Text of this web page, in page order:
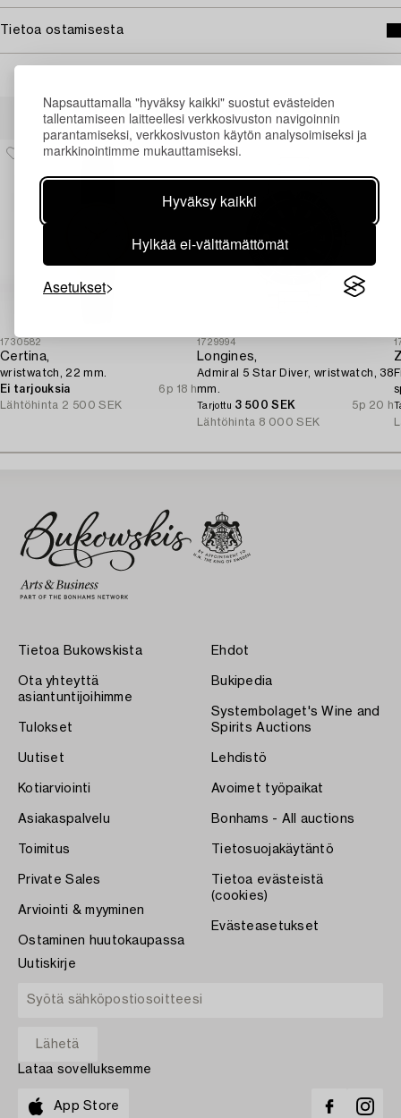
Napsauttamalla "hyväksy kaikki" suostut evästeiden
tallentamiseen laitteellesi verkkosivuston navigoinnin
parantamiseksi, verkkosivuston käytön analysoimiseksi ja
markkinointimme mukauttamiseksi.
Hyväksy kaikki
Hylkää ei-välttämättömät
Asetukset
Tietoa ostamisesta
Muiden katsomia kohteita
1730582
Certina,
wristwatch, 22 mm.
Ei tarjouksia
6p 18 h
Lähtöhinta 2 500 SEK
1729994
Longines,
Admiral 5 Star Diver, wristwatch, 38
mm.
Tarjottu 3 500 SEK
5p 20 h
Lähtöhinta 8 000 SEK
Tietoa Bukowskista
Ota yhteyttä
asiantuntijoihimme
Tulokset
Uutiset
Kotiarviointi
Asiakaspalvelu
Toimitus
Private Sales
Arviointi & myyminen
Ostaminen huutokaupassa
Ehdot
Bukipedia
Systembolaget's Wine and
Spirits Auctions
Lehdistö
Avoimet työpaikat
Bonhams - All auctions
Tietosuojakäytäntö
Tietoa evästeistä
(cookies)
Evästeasetukset
Uutiskirje
Lataa sovelluksemme
App Store